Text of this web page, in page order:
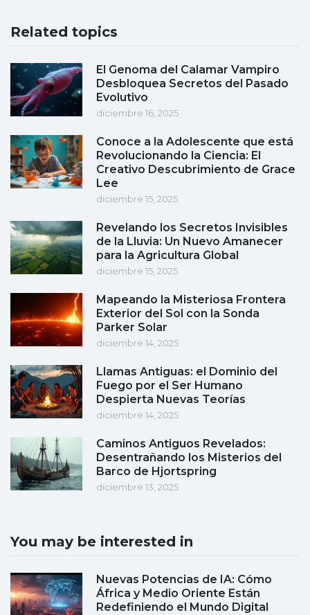
Related topics
El Genoma del Calamar Vampiro
Desbloquea Secretos del Pasado
Evolutivo
diciembre 16, 2025
Conoce a la Adolescente que está
Revolucionando la Ciencia: El
Creativo Descubrimiento de Grace
Lee
diciembre 15, 2025
Revelando los Secretos Invisibles
de la Lluvia: Un Nuevo Amanecer
para la Agricultura Global
diciembre 15, 2025
Mapeando la Misteriosa Frontera
Exterior del Sol con la Sonda
Parker Solar
diciembre 14, 2025
Llamas Antiguas: el Dominio del
Fuego por el Ser Humano
Despierta Nuevas Teorías
diciembre 14, 2025
Caminos Antiguos Revelados:
Desentrañando los Misterios del
Barco de Hjortspring
diciembre 13, 2025
You may be interested in
Nuevas Potencias de IA: Cómo
África y Medio Oriente Están
Redefiniendo el Mundo Digital